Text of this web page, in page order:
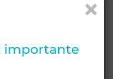
importante